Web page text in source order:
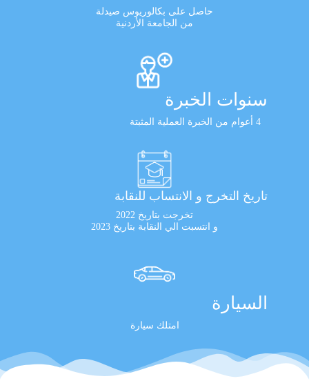
حاصل على بكالوريوس صيدلة
من الجامعة الأردنية
سنوات الخبرة
4 أعوام من الخبرة العملية المثبتة
تاريخ التخرج و الانتساب للنقابة
تخرجت بتاريخ 2022
و انتسبت الي النقابة بتاريخ 2023
السيارة
امتلك سيارة